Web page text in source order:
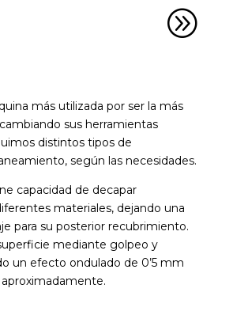
A
más utilizada por ser la más
sus herramientas
distintos tipos de
según las necesidades.
capacidad de decapar
materiales, dejando una
para su posterior recubrimiento.
mediante golpeo y
un efecto ondulado de 0’5 mm